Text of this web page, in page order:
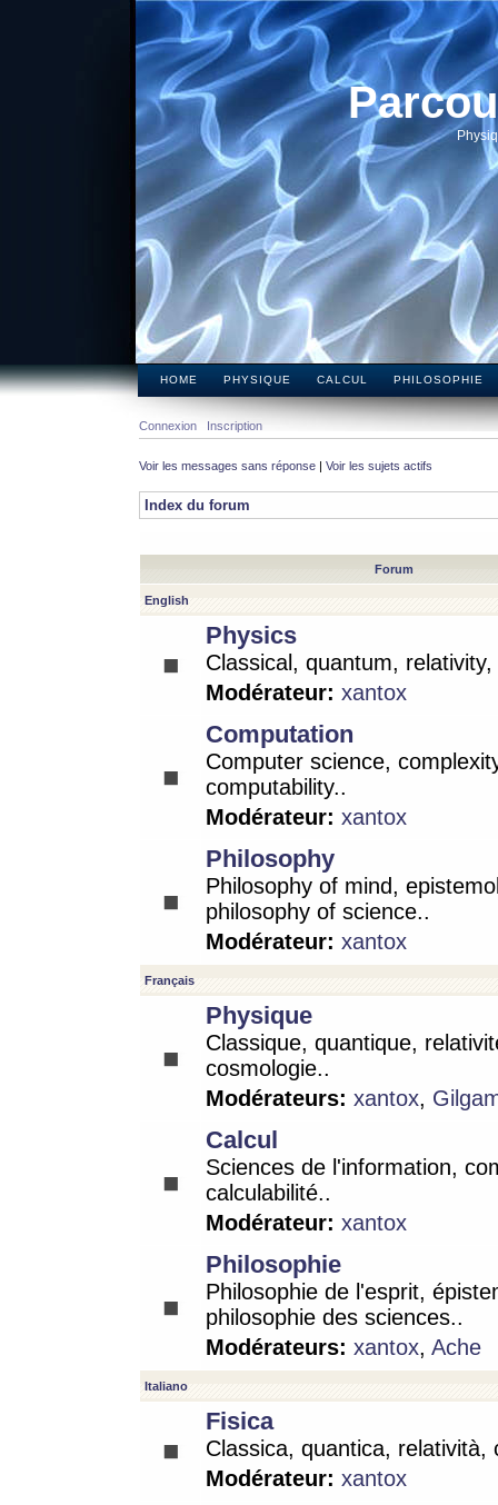
HOME PHYSIQUE CALCUL PHILOSOPHIE
Connexion Inscription
Voir les messages sans réponse | Voir les sujets actifs
Index du forum
Forum
English
Physics
Classical, quantum,
Modérateur: xantox
Computation
Computer science,
computability..
Modérateur: xantox
Philosophy
Philosophy of mind,
philosophy of science..
Modérateur: xantox
Français
Physique
Classique, quantique,
cosmologie..
Modérateurs: xantox,
Calcul
Sciences de l'information,
calculabilité..
Modérateur: xantox
Philosophie
Philosophie de l'esprit,
philosophie des sciences..
Modérateurs: xantox, Ache
Italiano
Fisica
Classica, quantica, relatività,
Modérateur: xantox